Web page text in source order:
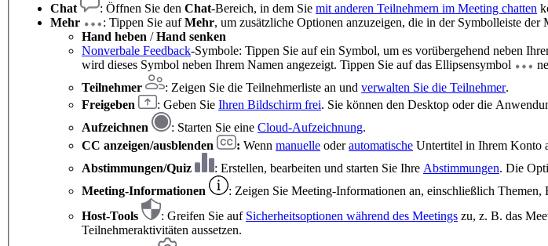
Chat
: Öffnen Sie den Chat-Bereich, in dem Sie mit anderen Teilnehmern im Meeting chatten
Mehr
: Tippen Sie aufMehr, um zusätzliche Optionen anzuzeigen, die in der Symbolleiste
Hand heben /Hand senken
Nonverbale Feedback-Symbole: Tippen Sie auf ein Symbol, um es vorübergehend neben
wird dieses Symbol neben Ihrem Namen angezeigt. Tippen Sie auf das Ellipsensymbol
Teilnehmer
: Zeigen Sie die Teilnehmerliste an und verwalten Sie die Teilnehmer.
Freigeben
: Geben Sie Ihren Bildschirm frei. Sie können den Desktop oder die
Aufzeichnen
: Starten Sie eine Cloud-Aufzeichnung.
CC anzeigen/ausblenden : Wenn manuelle oderautomatische Untertitel in Ihrem Konto
Abstimmungen/Quiz
: Erstellen, bearbeiten und starten Sie Ihre Abstimmungen. Die
Meeting-Informationen
: Zeigen Sie Meeting-Informationen an, einschließlich
Host-Tools
: Greifen Sie auf Sicherheitsoptionen während des Meetings zu, z. B. das
Teilnehmeraktivitäten aussetzen.